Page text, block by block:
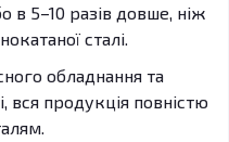
в 5–10 разів довше, ніж
сталі.
обладнання та
продукція повністю